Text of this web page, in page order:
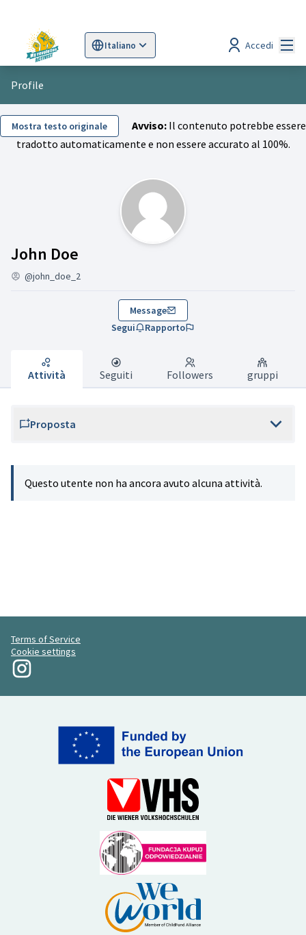
Italiano
Sprache wählen Scegli la lingua
Accedi
Profile
Mostra testo originale Avviso: Il contenuto potrebbe essere
tradotto automaticamente e non essere accurato al 100%.
John Doe
@john_doe_2
Message
Segui
Rapporto
Attività Seguiti Followers gruppi
Proposta
Questo utente non ha ancora avuto alcuna attività.
Terms of Service
Cookie settings
La mia rivoluzione su Instagram